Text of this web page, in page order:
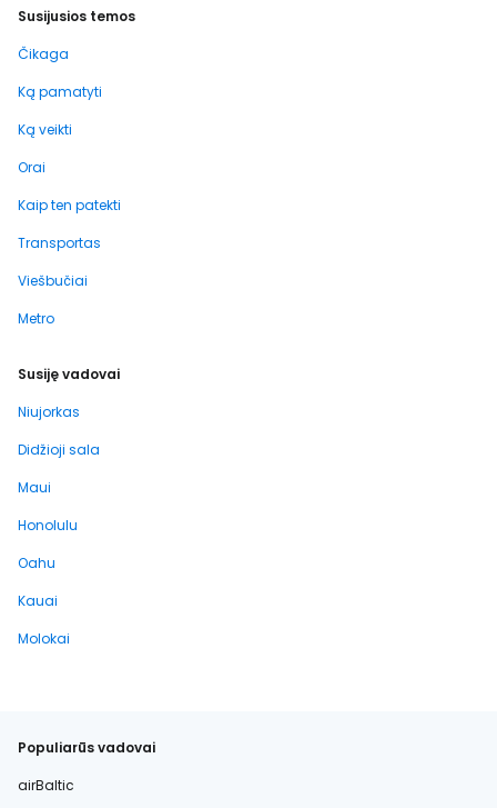
Susijusios temos
Čikaga
Ką pamatyti
Ką veikti
Orai
Kaip ten patekti
Transportas
Viešbučiai
Metro
Susiję vadovai
Niujorkas
Didžioji sala
Maui
Honolulu
Oahu
Kauai
Molokai
Populiarūs vadovai
airBaltic